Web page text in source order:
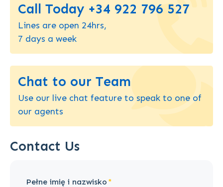
Call Today +34 922 796 527
Lines are open 24hrs,
7 days a week
Chat to our Team
Use our live chat feature to speak to one of
our agents
Contact Us
Pełne imię i nazwisko